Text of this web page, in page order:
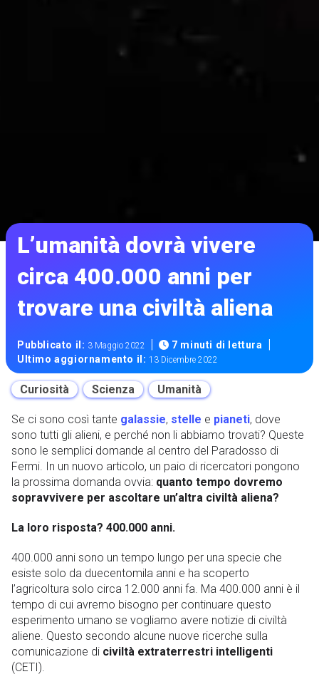
L’umanità dovrà vivere
circa 400.000 anni per
trovare una civiltà aliena
Pubblicato il: 3 Maggio 2022 | 7 minuti di lettura |
Ultimo aggiornamento il:13 Dicembre 2022
Curiosità Scienza Umanità
Se ci sono così tante galassie, stelle e pianeti, dove
sono tutti gli alieni, e perché non li abbiamo trovati? Queste
sono le semplici domande al centro del Paradosso di
Fermi. In un nuovo articolo, un paio di ricercatori pongono
la prossima domanda ovvia: quanto tempo dovremo
sopravvivere per ascoltare un’altra civiltà aliena?
La loro risposta? 400.000 anni.
400.000 anni sono un tempo lungo per una specie che
esiste solo da duecentomila anni e ha scoperto
l’agricoltura solo circa 12.000 anni fa. Ma 400.000 anni è il
tempo di cui avremo bisogno per continuare questo
esperimento umano se vogliamo avere notizie di civiltà
aliene. Questo secondo alcune nuove ricerche sulla
comunicazione di civiltà extraterrestri intelligenti
(CETI).